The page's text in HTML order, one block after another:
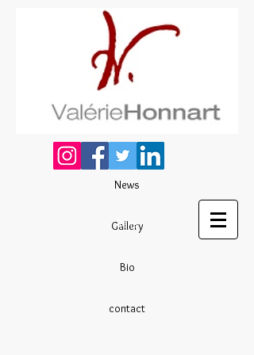
News
Gallery
Bio
contact
liens